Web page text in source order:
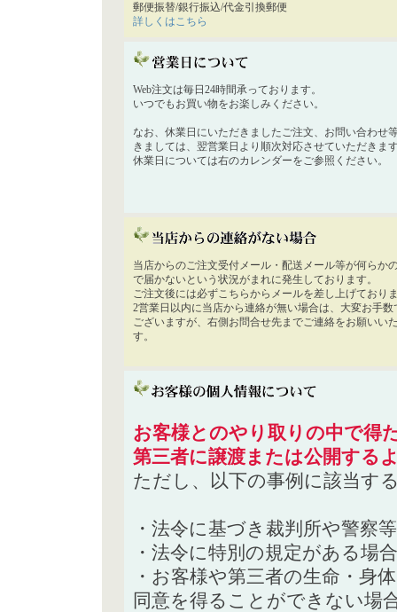
郵便振替/銀行振込/代金引換郵便
詳しくはこちら
Web注文は毎日24時間承っております。
いつでもお買い物をお楽しみください。
なお、休業日にいただきましたご注文、お問い合わせ
きましては、翌営業日より順次対応させていただきま
休業日については右のカレンダーをご参照ください。
当店からのご注文受付メール・配送メール等が何らか
で届かないという状況がまれに発生しております。
ご注文後には必ずこちらからメールを差し上げており
2営業日以内に当店から連絡が無い場合は、大変お手数
ございますが、右側お問合せ先までご連絡をお願いい
す。
お客様とのやり取りの中で得
第三者に譲渡または公開する
ただし、以下の事例に該当す
・法令に基づき裁判所や警察
・法令に特別の規定がある場合
・お客様や第三者の生命・身
同意を得ることができない場